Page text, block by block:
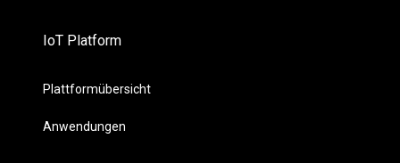
IoT Platform
Plattformübersicht
Anwendungen